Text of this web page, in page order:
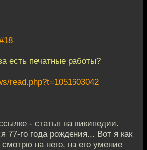
#18
есть печатные работы?
read.php?t=1051603042
- статья на википедии.
77-го года рождения... Вот я как
смотрю на него, на его умение